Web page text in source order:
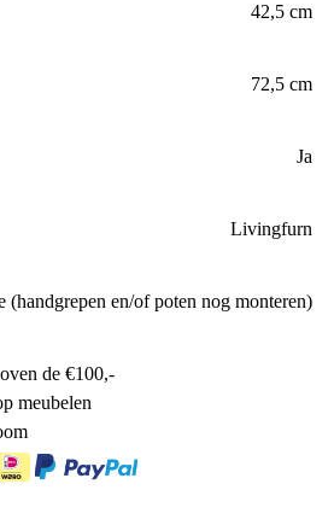
42,5 cm
72,5 cm
Ja
Livingfurn
(handgrepen en/of poten nog monteren)
de €100,-
meubelen